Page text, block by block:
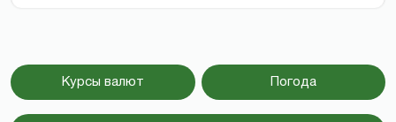
Курсы валют Погода